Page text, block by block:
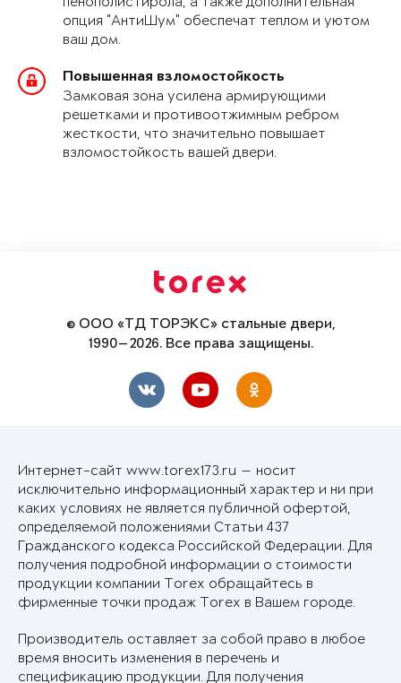
опция "АнтиШум" обеспечат теплом и уютом
ваш дом.
Повышенная взломостойкость
Замковая зона усилена армирующими
решетками и противоотжимным ребром
жесткости, что значительно повышает
взломостойкость вашей двери.
© ООО «ТД ТОРЭКС» стальные двери,
1990—2026. Все права защищены.
Интернет-сайт www.torex173.ru — носит
исключительно информационный характер и ни при
каких условиях не является публичной офертой,
определяемой положениями Статьи 437
Гражданского кодекса Российской Федерации. Для
получения подробной информации о стоимости
продукции компании Torex обращайтесь в
фирменные точки продаж Torex в Вашем городе.
Производитель оставляет за собой право в любое
время вносить изменения в перечень и
спецификацию продукции. Для получения